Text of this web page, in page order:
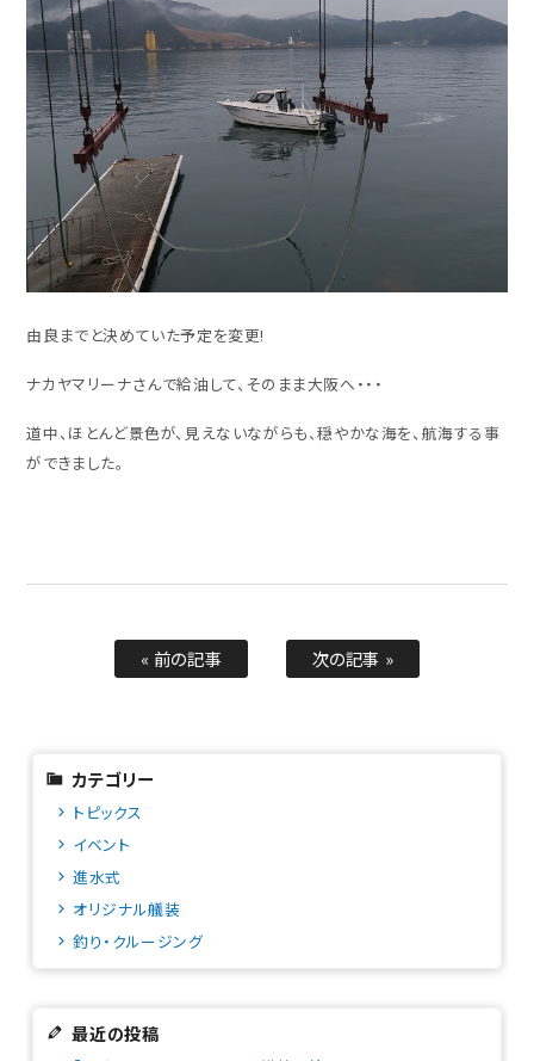
由良までと決めていた予定を変更!
ナカヤマリーナさんで給油して、そのまま大阪へ・・・
道中、ほとんど景色が、見えないながらも、穏やかな海を、航海する事
ができました。
« 前の記事 次の記事 »
カテゴリー
トピックス
イベント
進水式
オリジナル艤装
釣り・クルージング
最近の投稿